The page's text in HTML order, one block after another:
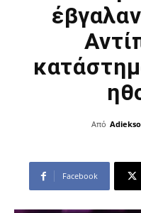
Από
Facebook